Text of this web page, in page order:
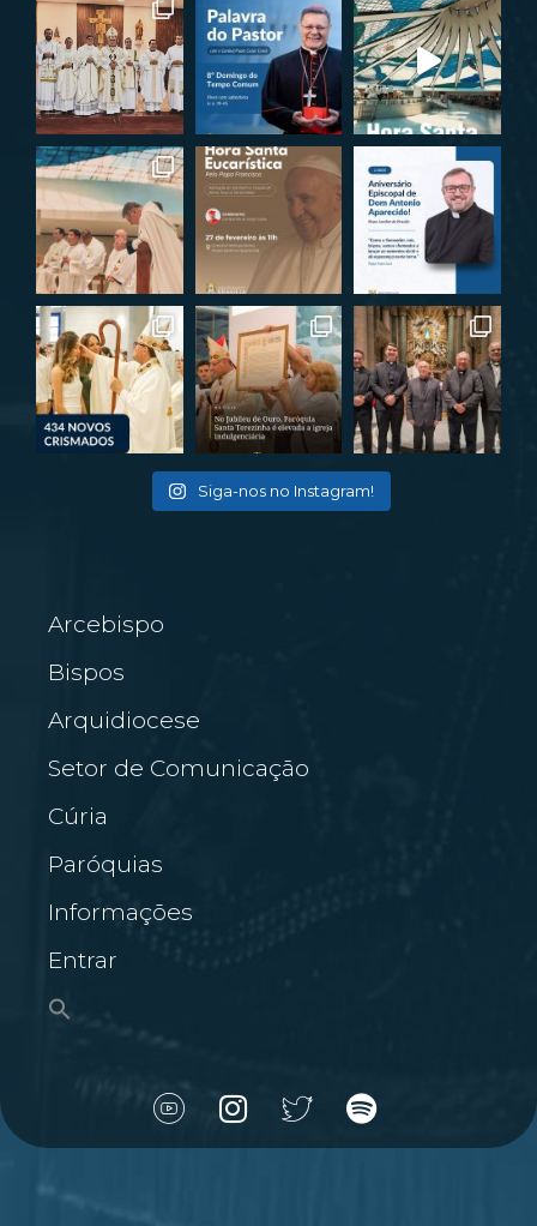
Siga-nos no Instagram!
Arcebispo
Bispos
Arquidiocese
Setor de Comunicação
Cúria
Paróquias
Informações
Entrar